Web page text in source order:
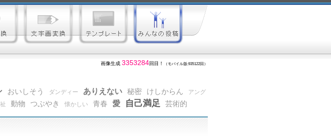
画像生成 3353284回目！ （モバイル版:935122回）
おいしそう ダンディー ありえない 秘密 けしからん
アング
動物 つぶやき 懐かしい 青春 愛 自己満足 芸術的